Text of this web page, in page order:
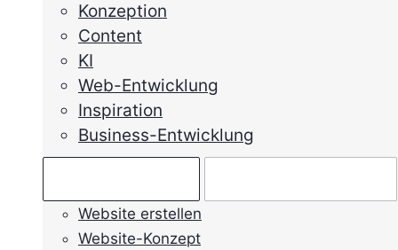
Konzeption
Content
KI
Web-Entwicklung
Inspiration
Business-Entwicklung
Website erstellen
Website-Konzept